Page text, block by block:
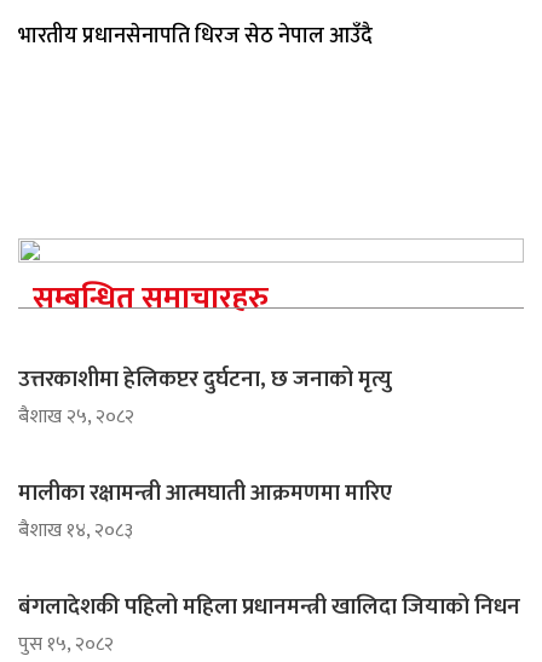
भारतीय प्रधानसेनापति धिरज सेठ नेपाल आउँदै
सम्बन्धित समाचारहरु
उत्तरकाशीमा हेलिकप्टर दुर्घटना, छ जनाको मृत्यु
ब‌ैशाख २५, २०८२
मालीका रक्षामन्त्री आत्मघाती आक्रमणमा मारिए
ब‌ैशाख १४, २०८३
बंगलादेशकी पहिलो महिला प्रधानमन्त्री खालिदा जियाको निधन
पुस १५, २०८२